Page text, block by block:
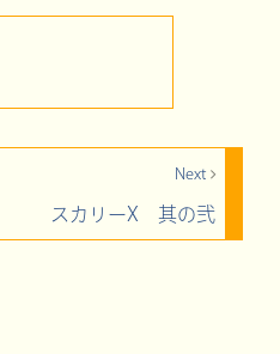
Next
スカリーX 其の弐